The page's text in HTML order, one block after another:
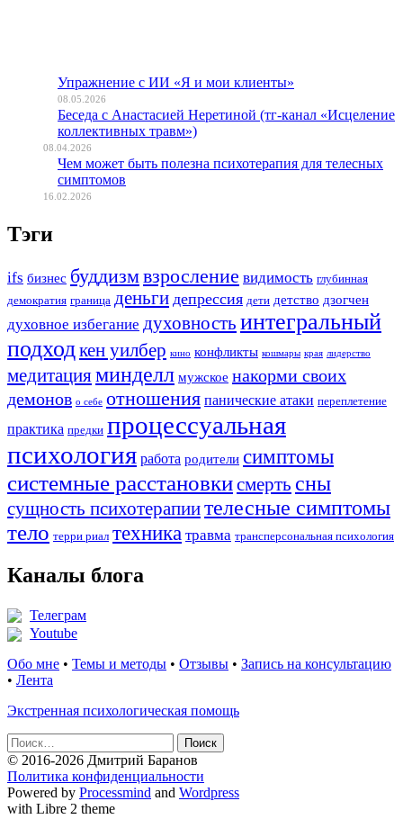
Упражнение с ИИ «Я и мои клиенты»
08.05.2026
Беседа с Анастасией Неретиной (тг-канал «Исцеление
коллективных травм»)
08.04.2026
Чем может быть полезна психотерапия для телесных
симптомов
16.02.2026
Тэги
ifs бизнес буддизмвзросление видимость глубинная
демократия граница деньги депрессия дети детство дзогчен
духовное избегание духовность интегральный
подходкен уилбер кино конфликты кошмары края лидерство
медитацияминделл мужское накорми своих
демонов о себе отношения панические атаки переплетение
практика предки процессуальная
психология работа родители симптомы
системные расстановкисмерть сны
сущность психотерапиителесные симптомы
тело терри риал техника травма трансперсональная психология
Каналы блога
Телеграм
Youtube
Обо мне • Темы и методы • Отзывы • Запись на консультацию
• Лента
Экстренная психологическая помощь
Найти:
© 2016-2026 Дмитрий Баранов
Политика конфиденциальности
Powered by Processmind and Wordpress
with Libre 2 theme